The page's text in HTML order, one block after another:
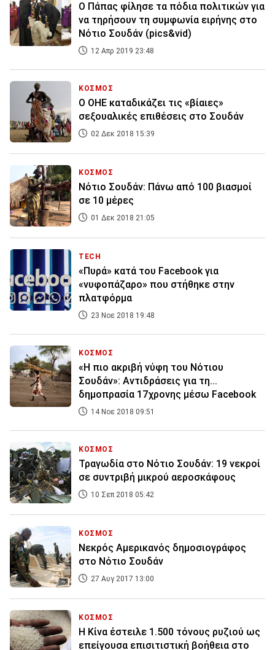
Ο Πάπας φίλησε τα πόδια πολιτικών για
να τηρήσουν τη συμφωνία ειρήνης στο
Νότιο Σουδάν (pics&vid)
12 Απρ 2019 23:48
ΚΟΣΜΟΣ
Ο ΟΗΕ καταδικάζει τις «βίαιες»
σεξουαλικές επιθέσεις στο Σουδάν
02 Δεκ 2018 15:39
ΚΟΣΜΟΣ
Νότιο Σουδάν: Πάνω από 100 βιασμοί
σε 10 μέρες
01 Δεκ 2018 21:05
TECH
«Πυρά» κατά του Facebook για
«νυφοπάζαρο» που στήθηκε στην
πλατφόρμα
23 Νοε 2018 19:48
ΚΟΣΜΟΣ
«Η πιο ακριβή νύφη του Νότιου
Σουδάν»: Αντιδράσεις για τη...
δημοπρασία 17χρονης μέσω Facebook
14 Νοε 2018 09:51
ΚΟΣΜΟΣ
Τραγωδία στο Νότιο Σουδάν: 19 νεκροί
σε συντριβή μικρού αεροσκάφους
10 Σεπ 2018 05:42
ΚΟΣΜΟΣ
Νεκρός Αμερικανός δημοσιογράφος
στο Νότιο Σουδάν
27 Αυγ 2017 13:00
ΚΟΣΜΟΣ
Η Κίνα έστειλε 1.500 τόνους ρυζιού ως
επείγουσα επισιτιστική βοήθεια στο